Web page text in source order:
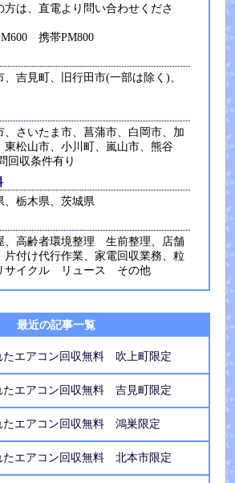
方は、直電より問い合わせくださ
携帯PM800
吉見町、旧行田市(一部は除く)、
、さいたま市、菖蒲市、白岡市、加
東松山市、小川町、嵐山市、熊谷
回収条件有り
、栃木県、茨城県
、高齢者環境整理 生前整理、店舗
片付け代行作業、家電回収業務、粒
サイクル リュース その他
最近の記事一覧
エアコン回収無料 吹上町限定
エアコン回収無料 吉見町限定
エアコン回収無料 鴻巣限定
エアコン回収無料 北本市限定